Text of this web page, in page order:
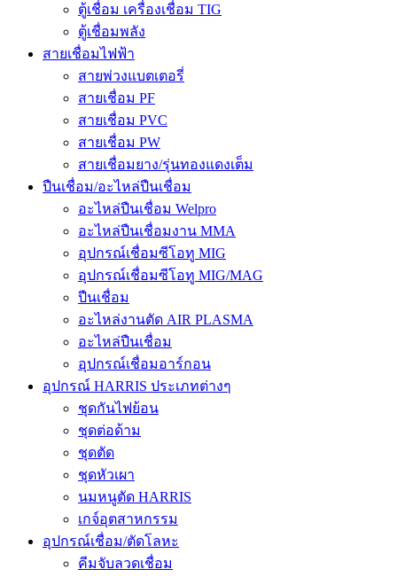
ตู้เชื่อม เครื่องเชื่อม TIG
ตู้เชื่อมพลัง
สายเชื่อมไฟฟ้า
สายพ่วงแบตเตอรี่
สายเชื่อม PF
สายเชื่อม PVC
สายเชื่อม PW
สายเชื่อมยาง/รุ่นทองแดงเต็ม
ปืนเชื่อม/อะไหล่ปืนเชื่อม
อะไหล่ปืนเชื่อม Welpro
อะไหล่ปืนเชื่อมงาน MMA
อุปกรณ์เชื่อมซีโอทู MIG
อุปกรณ์เชื่อมซีโอทู MIG/MAG
ปืนเชื่อม
อะไหล่งานตัด AIR PLASMA
อะไหล่ปืนเชื่อม
อุปกรณ์เชื่อมอาร์กอน
อุปกรณ์ HARRIS ประเภทต่างๆ
ชุดกันไฟย้อน
ชุดต่อด้าม
ชุดตัด
ชุดหัวเผา
นมหนูตัด HARRIS
เกจ์อุตสาหกรรม
อุปกรณ์เชื่อม/ตัดโลหะ
คีมจับลวดเชื่อม